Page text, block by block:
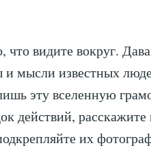
видите вокруг.
мысли известных
эту вселенную
действий, расскажите
их